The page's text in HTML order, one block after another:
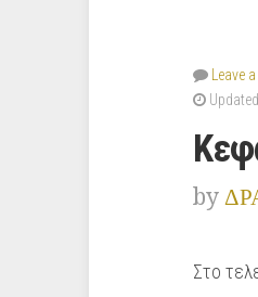
Leave
by
Στο